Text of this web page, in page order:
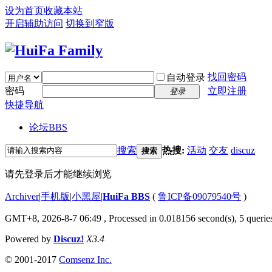
设为首页收藏本站
开启辅助访问 切换到窄版
自动登录 找回密码
密码
登录
立即注册
快捷导航
论坛BBS
搜索 搜索 热搜: 活动 交友 discuz
请先登录后才能继续浏览
Archiver|手机版|小黑屋|HuiFa BBS ( 鲁ICP备09079540号 )
GMT+8, 2026-8-7 06:49 , Processed in 0.018156 second(s), 5
Powered by Discuz! X3.4
© 2001-2017 Comsenz Inc.